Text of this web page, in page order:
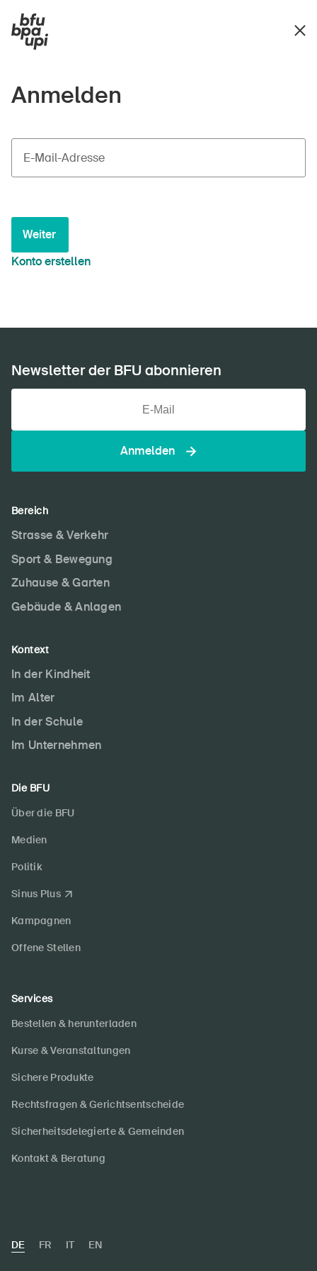
Anmelden
E-Mail-Adresse
Weiter
Konto erstellen
Newsletter der BFU abonnieren
Anmelden
Bereich
Strasse & Verkehr
Sport & Bewegung
Zuhause & Garten
Gebäude & Anlagen
Kontext
In der Kindheit
Im Alter
In der Schule
Im Unternehmen
Die BFU
Über die BFU
Medien
Politik
Sinus Plus
Kampagnen
Offene Stellen
Services
Bestellen & herunterladen
Kurse & Veranstaltungen
Sichere Produkte
Rechtsfragen & Gerichtsentscheide
Sicherheitsdelegierte & Gemeinden
Kontakt & Beratung
DE FR IT EN